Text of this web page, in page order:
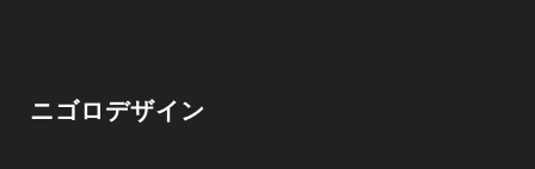
ニゴロデザイン